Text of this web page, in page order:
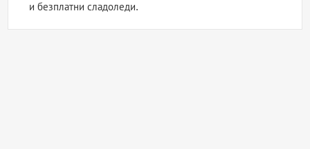
и безплатни сладоледи.